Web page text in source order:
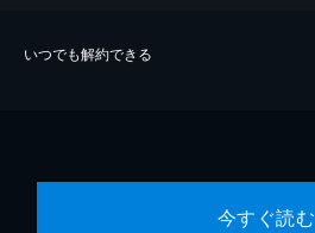
いつでも解約できる
今すぐ読む